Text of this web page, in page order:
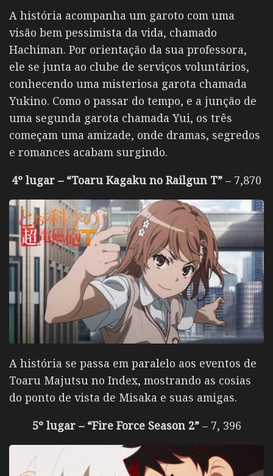
A história acompanha um garoto com uma
visão bem pessimista da vida, chamado
Hachiman. Por orientação da sua professora,
ele se junta ao clube de serviços voluntários,
conhecendo uma misteriosa garota chamada
Yukino. Como o passar do tempo, e a junção de
uma segunda garota chamada Yui, os três
começam uma amizade, onde dramas, segredos
e romances acabam surgindo.
4º lugar – “Toaru Kagaku no Railgun T” – 7,870
A história se passa em paralelo aos eventos de
Toaru Majutsu no Index, mostrando as cosias
do ponto de vista de Misaka e suas amigas.
5º lugar – “Fire Force Season 2”– 7, 396